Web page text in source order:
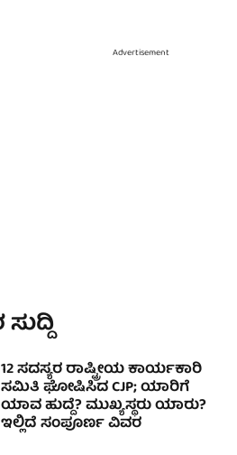
Advertisement
12 ಸದಸ್ಯರ ರಾಷ್ಟ್ರೀಯ ಕಾರ್ಯಕಾರಿ
ಸಮಿತಿ ಘೋಷಿಸಿದ CJP; ಯಾರಿಗೆ
ಯಾವ ಹುದ್ದೆ? ಮುಖ್ಯಸ್ಥರು ಯಾರು?
ಇಲ್ಲಿದೆ ಸಂಪೂರ್ಣ ವಿವರ